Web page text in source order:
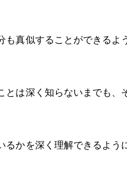
も真似することができるよ
とは深く知らないまでも、
るかを深く理解できるよう